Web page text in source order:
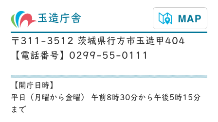
玉造庁舎
〒311-3512 茨城県行方市玉造甲404
【電話番号】0299-55-0111
【開庁日時】
平日（月曜から金曜） 午前8時30分から午後5時15分
まで